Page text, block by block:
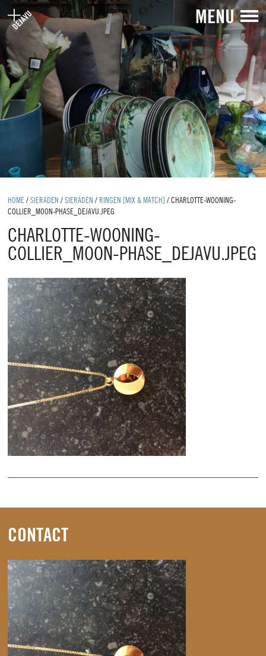
MENU
HOME /SIERADEN /SIERADEN / RINGEN [MIX & MATCH] /CHARLOTTE-WOONING-
COLLIER_MOON-PHASE_DEJAVU.JPEG
CHARLOTTE-WOONING-
COLLIER_MOON-PHASE_DEJAVU.JPEG
CONTACT